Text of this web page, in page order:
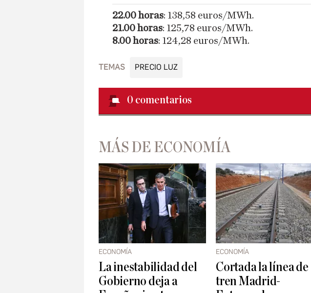
22.00 horas: 138,58 euros/MWh.
21.00 horas: 125,78 euros/MWh.
8.00 horas: 124,28 euros/MWh.
TEMAS PRECIO LUZ
0 comentarios
MÁS DE ECONOMÍA
ECONOMÍA
La inestabilidad del
Gobierno deja a
ECONOMÍA
Cortada la línea de
tren Madrid-